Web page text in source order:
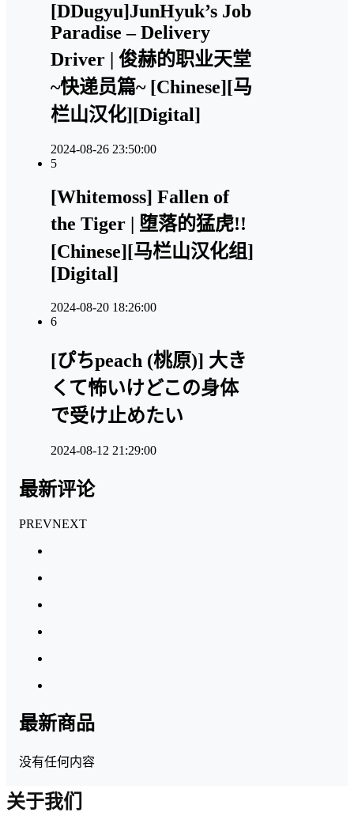
[DDugyu]JunHyuk’s Job
Paradise – Delivery
Driver | 俊赫的职业天堂
~快递员篇~ [Chinese][马
栏山汉化][Digital]
2024-08-26 23:50:00
5
[Whitemoss] Fallen of
the Tiger | 堕落的猛虎!!
[Chinese][马栏山汉化组]
[Digital]
2024-08-20 18:26:00
6
[ぴちpeach (桃原)] 大き
くて怖いけどこの身体
で受け止めたい
2024-08-12 21:29:00
最新评论
PREVNEXT
最新商品
没有任何内容
关于我们